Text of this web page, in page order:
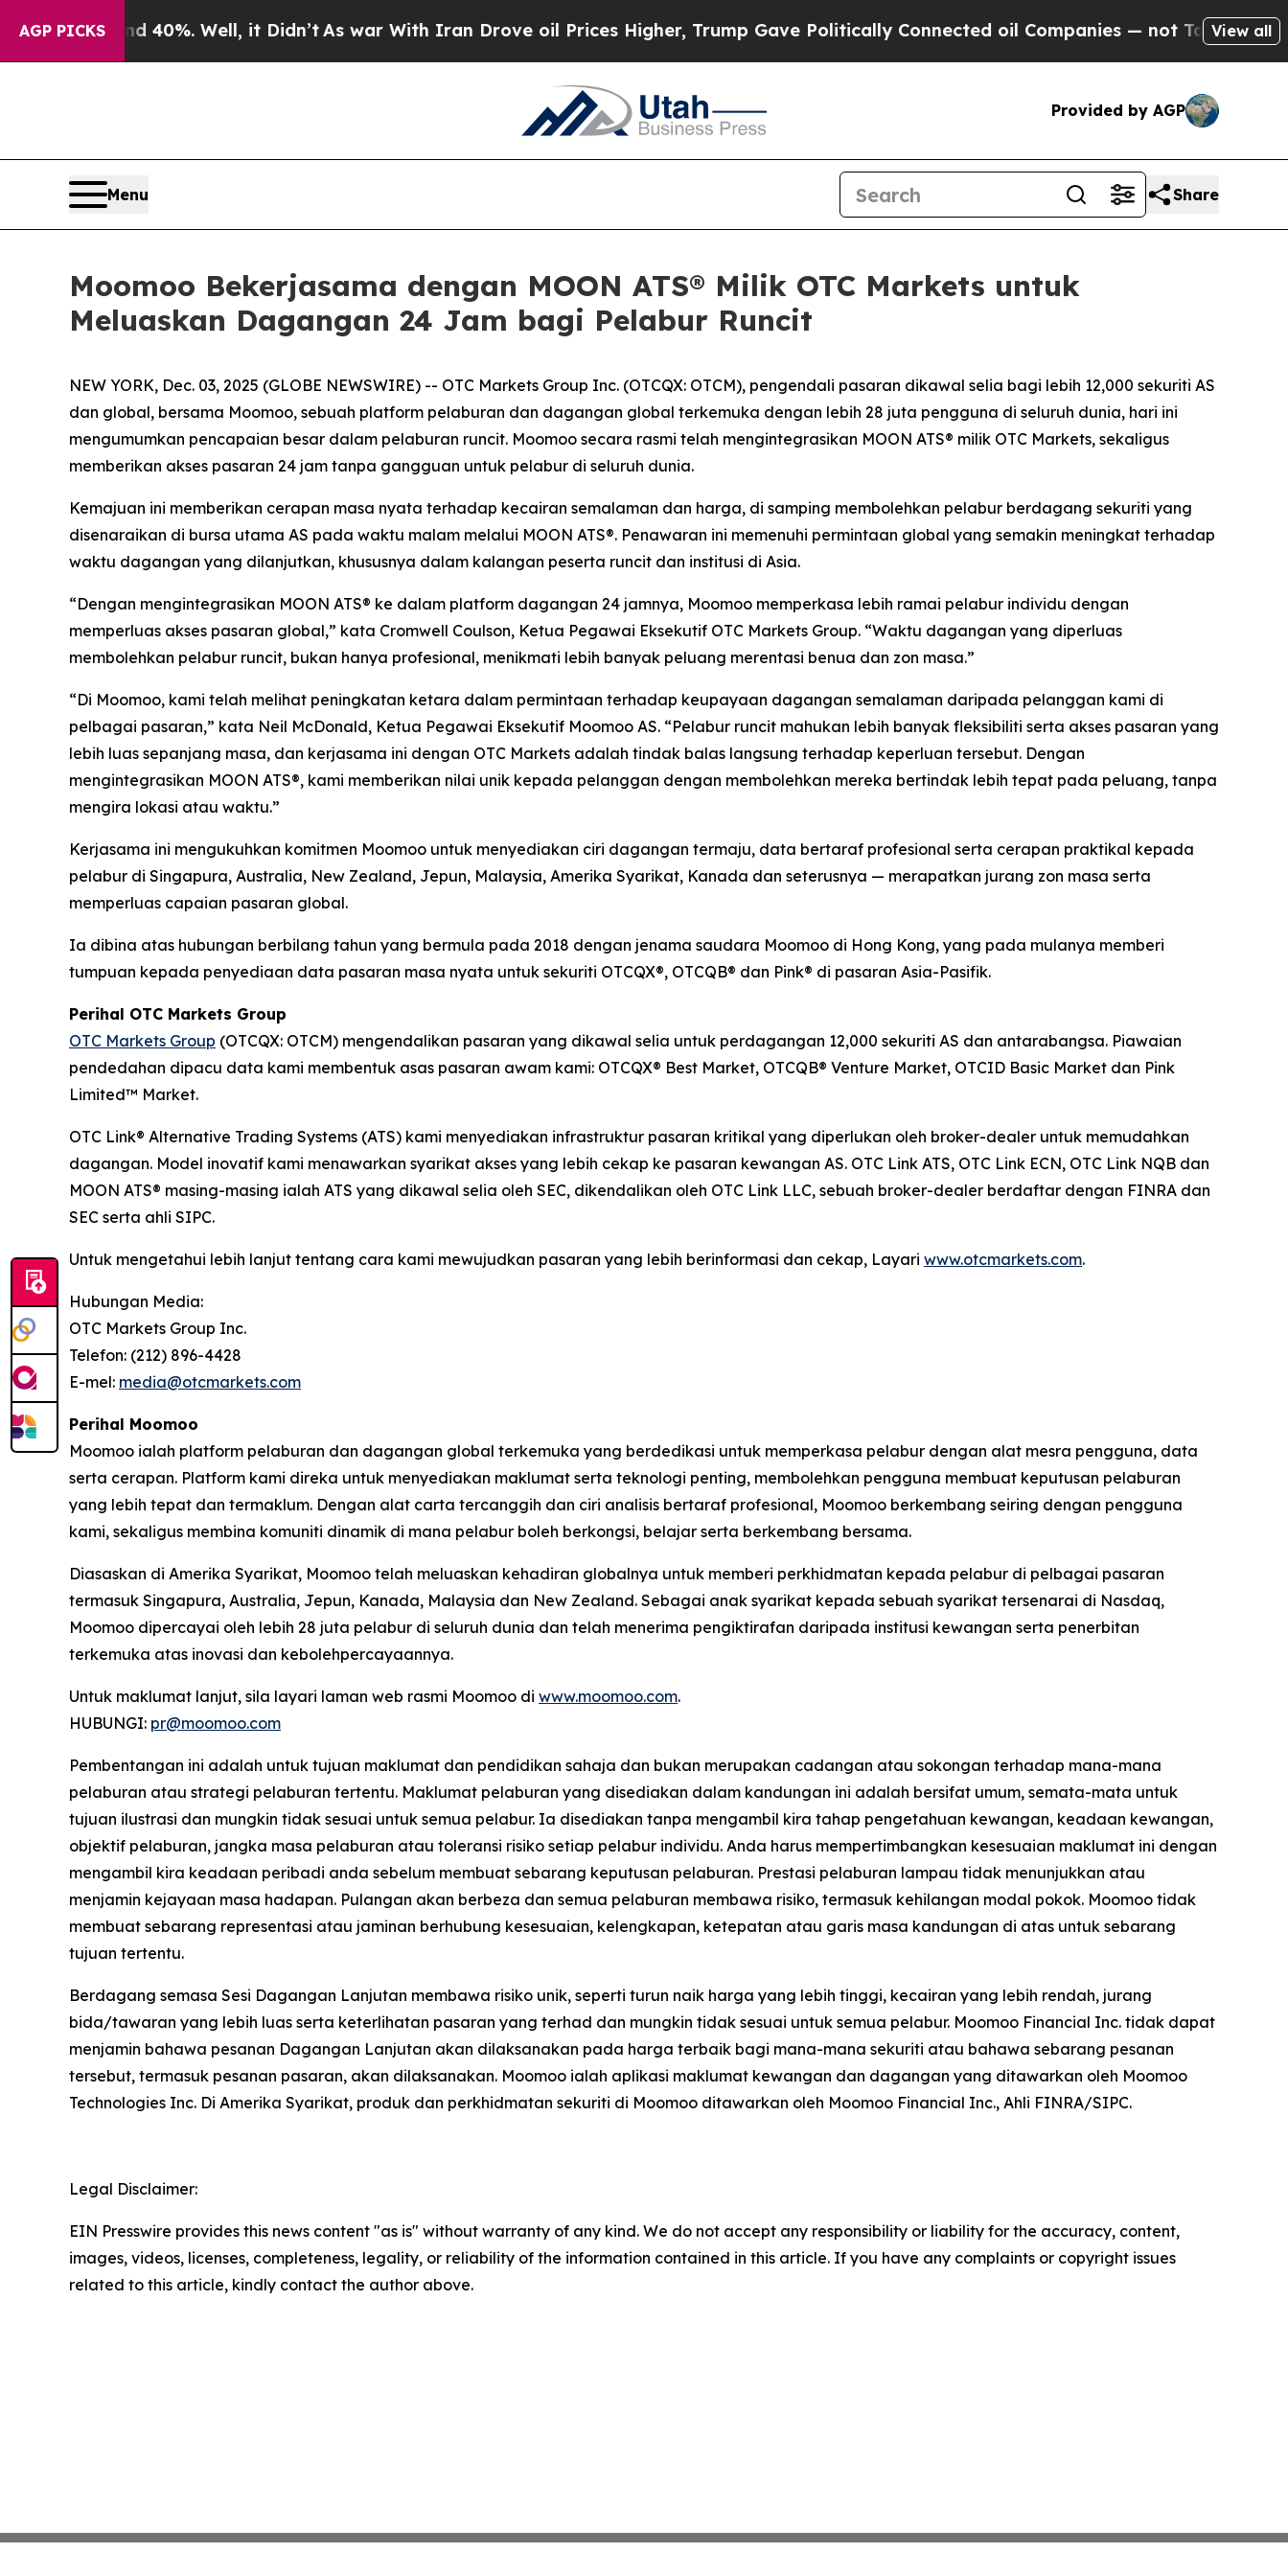
AGP PICKS40%. Well, it Didn’tAs war With Iran Drove oil Prices Higher, Trump Gave Politically Connected oil Companies — not Taxpayers — theView all
Provided by AGP
Menu Share
Moomoo Bekerjasama dengan MOON ATS® Milik OTC Markets untuk
Meluaskan Dagangan 24 Jam bagi Pelabur Runcit
NEW YORK, Dec. 03, 2025 (GLOBE NEWSWIRE) -- OTC Markets Group Inc. (OTCQX: OTCM), pengendali pasaran dikawal selia bagi lebih 12,000 sekuriti AS
dan global, bersama Moomoo, sebuah platform pelaburan dan dagangan global terkemuka dengan lebih 28 juta pengguna di seluruh dunia, hari ini
mengumumkan pencapaian besar dalam pelaburan runcit. Moomoo secara rasmi telah mengintegrasikan MOON ATS® milik OTC Markets, sekaligus
memberikan akses pasaran 24 jam tanpa gangguan untuk pelabur di seluruh dunia.
Kemajuan ini memberikan cerapan masa nyata terhadap kecairan semalaman dan harga, di samping membolehkan pelabur berdagang sekuriti yang
disenaraikan di bursa utama AS pada waktu malam melalui MOON ATS®. Penawaran ini memenuhi permintaan global yang semakin meningkat terhadap
waktu dagangan yang dilanjutkan, khususnya dalam kalangan peserta runcit dan institusi di Asia.
“Dengan mengintegrasikan MOON ATS® ke dalam platform dagangan 24 jamnya, Moomoo memperkasa lebih ramai pelabur individu dengan
memperluas akses pasaran global,” kata Cromwell Coulson, Ketua Pegawai Eksekutif OTC Markets Group. “Waktu dagangan yang diperluas
membolehkan pelabur runcit, bukan hanya profesional, menikmati lebih banyak peluang merentasi benua dan zon masa.”
“Di Moomoo, kami telah melihat peningkatan ketara dalam permintaan terhadap keupayaan dagangan semalaman daripada pelanggan kami di
pelbagai pasaran,” kata Neil McDonald, Ketua Pegawai Eksekutif Moomoo AS. “Pelabur runcit mahukan lebih banyak fleksibiliti serta akses pasaran yang
lebih luas sepanjang masa, dan kerjasama ini dengan OTC Markets adalah tindak balas langsung terhadap keperluan tersebut. Dengan
mengintegrasikan MOON ATS®, kami memberikan nilai unik kepada pelanggan dengan membolehkan mereka bertindak lebih tepat pada peluang, tanpa
mengira lokasi atau waktu.”
Kerjasama ini mengukuhkan komitmen Moomoo untuk menyediakan ciri dagangan termaju, data bertaraf profesional serta cerapan praktikal kepada
pelabur di Singapura, Australia, New Zealand, Jepun, Malaysia, Amerika Syarikat, Kanada dan seterusnya — merapatkan jurang zon masa serta
memperluas capaian pasaran global.
Ia dibina atas hubungan berbilang tahun yang bermula pada 2018 dengan jenama saudara Moomoo di Hong Kong, yang pada mulanya memberi
tumpuan kepada penyediaan data pasaran masa nyata untuk sekuriti OTCQX®, OTCQB® dan Pink® di pasaran Asia-Pasifik.
Perihal OTC Markets Group
OTC Markets Group (OTCQX: OTCM) mengendalikan pasaran yang dikawal selia untuk perdagangan 12,000 sekuriti AS dan antarabangsa. Piawaian
pendedahan dipacu data kami membentuk asas pasaran awam kami: OTCQX® Best Market, OTCQB® Venture Market, OTCID Basic Market dan Pink
Limited™ Market.
OTC Link® Alternative Trading Systems (ATS) kami menyediakan infrastruktur pasaran kritikal yang diperlukan oleh broker-dealer untuk memudahkan
dagangan. Model inovatif kami menawarkan syarikat akses yang lebih cekap ke pasaran kewangan AS. OTC Link ATS, OTC Link ECN, OTC Link NQB dan
MOON ATS® masing-masing ialah ATS yang dikawal selia oleh SEC, dikendalikan oleh OTC Link LLC, sebuah broker-dealer berdaftar dengan FINRA dan
SEC serta ahli SIPC.
Untuk mengetahui lebih lanjut tentang cara kami mewujudkan pasaran yang lebih berinformasi dan cekap, Layari www.otcmarkets.com.
Hubungan Media:
OTC Markets Group Inc.
Telefon: (212) 896-4428
E-mel: media@otcmarkets.com
Perihal Moomoo
Moomoo ialah platform pelaburan dan dagangan global terkemuka yang berdedikasi untuk memperkasa pelabur dengan alat mesra pengguna, data
serta cerapan. Platform kami direka untuk menyediakan maklumat serta teknologi penting, membolehkan pengguna membuat keputusan pelaburan
yang lebih tepat dan termaklum. Dengan alat carta tercanggih dan ciri analisis bertaraf profesional, Moomoo berkembang seiring dengan pengguna
kami, sekaligus membina komuniti dinamik di mana pelabur boleh berkongsi, belajar serta berkembang bersama.
Diasaskan di Amerika Syarikat, Moomoo telah meluaskan kehadiran globalnya untuk memberi perkhidmatan kepada pelabur di pelbagai pasaran
termasuk Singapura, Australia, Jepun, Kanada, Malaysia dan New Zealand. Sebagai anak syarikat kepada sebuah syarikat tersenarai di Nasdaq,
Moomoo dipercayai oleh lebih 28 juta pelabur di seluruh dunia dan telah menerima pengiktirafan daripada institusi kewangan serta penerbitan
terkemuka atas inovasi dan kebolehpercayaannya.
Untuk maklumat lanjut, sila layari laman web rasmi Moomoo di www.moomoo.com.
HUBUNGI: pr@moomoo.com
Pembentangan ini adalah untuk tujuan maklumat dan pendidikan sahaja dan bukan merupakan cadangan atau sokongan terhadap mana-mana
pelaburan atau strategi pelaburan tertentu. Maklumat pelaburan yang disediakan dalam kandungan ini adalah bersifat umum, semata-mata untuk
tujuan ilustrasi dan mungkin tidak sesuai untuk semua pelabur. Ia disediakan tanpa mengambil kira tahap pengetahuan kewangan, keadaan kewangan,
objektif pelaburan, jangka masa pelaburan atau toleransi risiko setiap pelabur individu. Anda harus mempertimbangkan kesesuaian maklumat ini dengan
mengambil kira keadaan peribadi anda sebelum membuat sebarang keputusan pelaburan. Prestasi pelaburan lampau tidak menunjukkan atau
menjamin kejayaan masa hadapan. Pulangan akan berbeza dan semua pelaburan membawa risiko, termasuk kehilangan modal pokok. Moomoo tidak
membuat sebarang representasi atau jaminan berhubung kesesuaian, kelengkapan, ketepatan atau garis masa kandungan di atas untuk sebarang
tujuan tertentu.
Berdagang semasa Sesi Dagangan Lanjutan membawa risiko unik, seperti turun naik harga yang lebih tinggi, kecairan yang lebih rendah, jurang
bida/tawaran yang lebih luas serta keterlihatan pasaran yang terhad dan mungkin tidak sesuai untuk semua pelabur. Moomoo Financial Inc. tidak dapat
menjamin bahawa pesanan Dagangan Lanjutan akan dilaksanakan pada harga terbaik bagi mana-mana sekuriti atau bahawa sebarang pesanan
tersebut, termasuk pesanan pasaran, akan dilaksanakan. Moomoo ialah aplikasi maklumat kewangan dan dagangan yang ditawarkan oleh Moomoo
Technologies Inc. Di Amerika Syarikat, produk dan perkhidmatan sekuriti di Moomoo ditawarkan oleh Moomoo Financial Inc., Ahli FINRA/SIPC.
Legal Disclaimer:
EIN Presswire provides this news content "as is" without warranty of any kind. We do not accept any responsibility or liability for the accuracy, content,
images, videos, licenses, completeness, legality, or reliability of the information contained in this article. If you have any complaints or copyright issues
related to this article, kindly contact the author above.